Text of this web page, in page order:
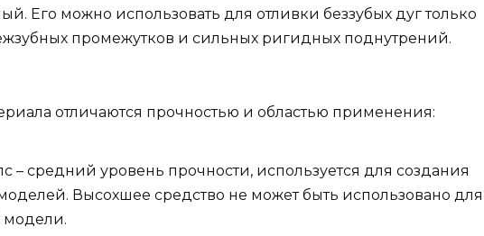
Его можно использовать для отливки беззубых дуг только
промежутков и сильных ригидных поднутрений.
отличаются прочностью и областью применения:
средний уровень прочности, используется для создания
Высохшее средство не может быть использовано для
модели.